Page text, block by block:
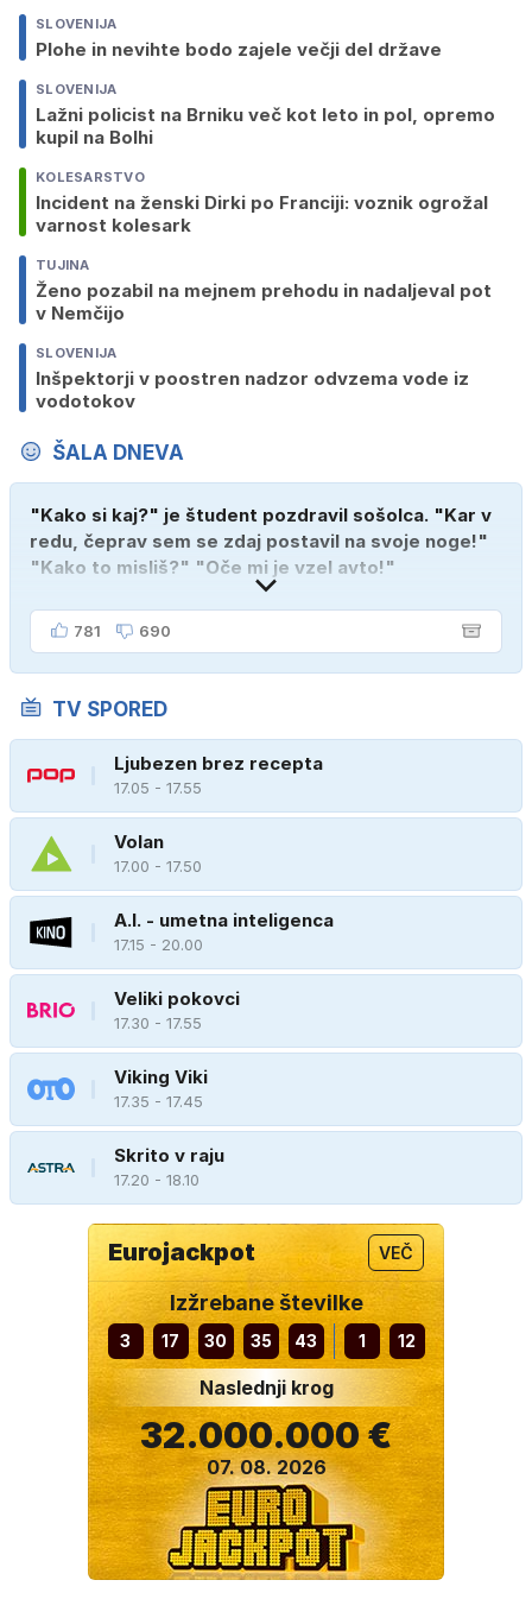
SLOVENIJA
Plohe in nevihte bodo zajele večji del države
SLOVENIJA
Lažni policist na Brniku več kot leto in pol, opremo
kupil na Bolhi
KOLESARSTVO
Incident na ženski Dirki po Franciji: voznik ogrožal
varnost kolesark
TUJINA
Ženo pozabil na mejnem prehodu in nadaljeval pot
v Nemčijo
SLOVENIJA
Inšpektorji v poostren nadzor odvzema vode iz
vodotokov
ŠALA DNEVA
"Kako si kaj?" je študent pozdravil sošolca. "Kar v
redu, čeprav sem se zdaj postavil na svoje noge!"
"Kako to misliš?" "Oče mi je vzel avto!"
781 690
TV SPORED
Ljubezen brez recepta
17.05 - 17.55
Volan
17.00 - 17.50
A.I. - umetna inteligenca
17.15 - 20.00
Veliki pokovci
17.30 - 17.55
Viking Viki
17.35 - 17.45
Skrito v raju
17.20 - 18.10
Eurojackpot VEČ
Izžrebane številke
3 17 30 35 43 1 12
Naslednji krog
32.000.000 €
07. 08. 2026